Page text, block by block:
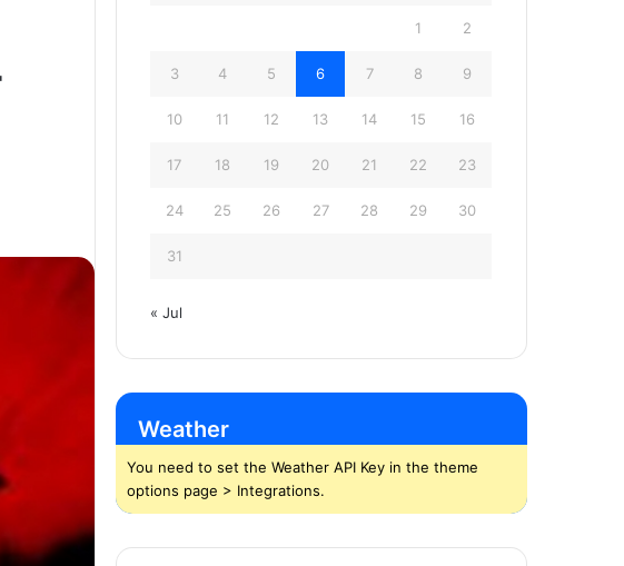
1 2
3 4 5 6 7 8 9
10 11 12 13 14 15 16
17 18 19 20 21 22 23
24 25 26 27 28 29 30
31
« Jul
Weather
You need to set the Weather API Key in the theme
options page > Integrations.